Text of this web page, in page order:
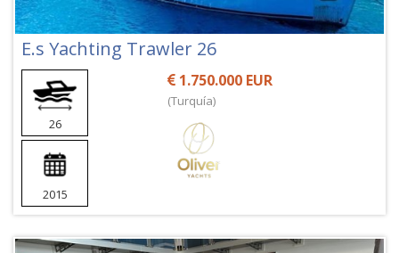
E.s Yachting Trawler 26
26
2015
1.750.000 EUR
(Turquía)